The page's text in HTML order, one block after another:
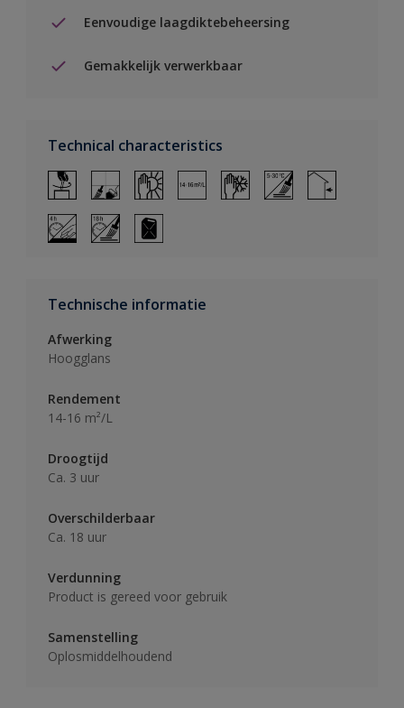
Eenvoudige laagdiktebeheersing
Gemakkelijk verwerkbaar
Technical characteristics
Technische informatie
Afwerking
Hoogglans
Rendement
14-16 m²/L
Droogtijd
Ca. 3 uur
Overschilderbaar
Ca. 18 uur
Verdunning
Product is gereed voor gebruik
Samenstelling
Oplosmiddelhoudend